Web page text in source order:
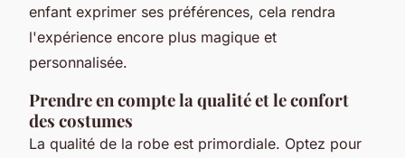
enfant exprimer ses préférences, cela rendra
l'expérience encore plus magique et
personnalisée.
Prendre en compte la qualité et le confort
des costumes
La qualité de la robe est primordiale. Optez pour